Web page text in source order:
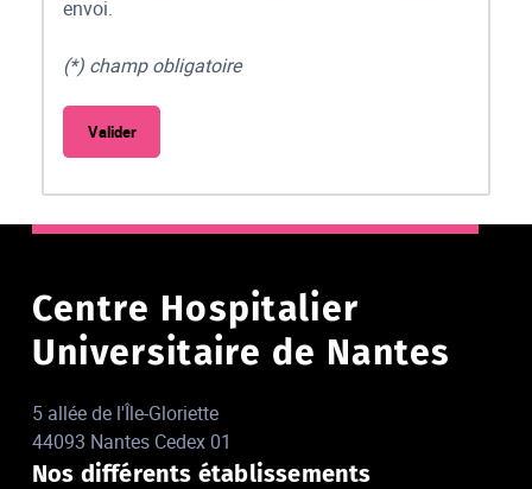
envoi.
(*) champ obligatoire
Centre Hospitalier
Universitaire de Nantes
5 allée de l'Île-Gloriette
44093 Nantes Cedex 01
Nos différents établissements